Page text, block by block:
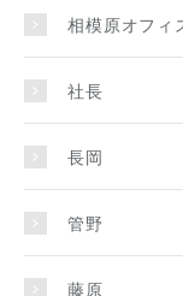
相模原オフィ
社長
長岡
管野
藤原